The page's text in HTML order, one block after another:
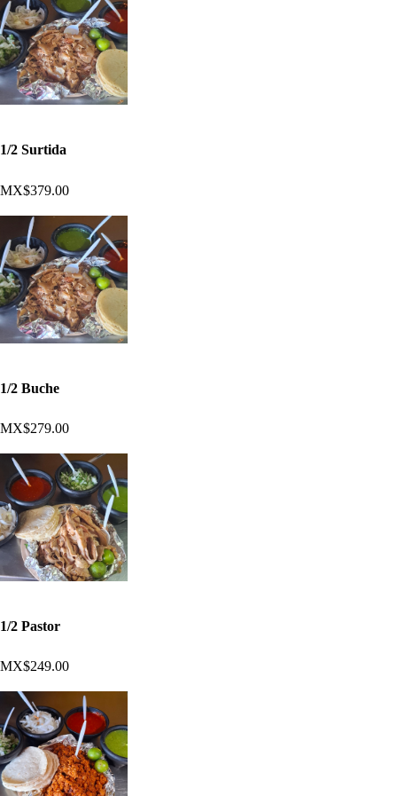
1/2 Surtida
MX$379.00
1/2 Buche
MX$279.00
1/2 Pastor
MX$249.00